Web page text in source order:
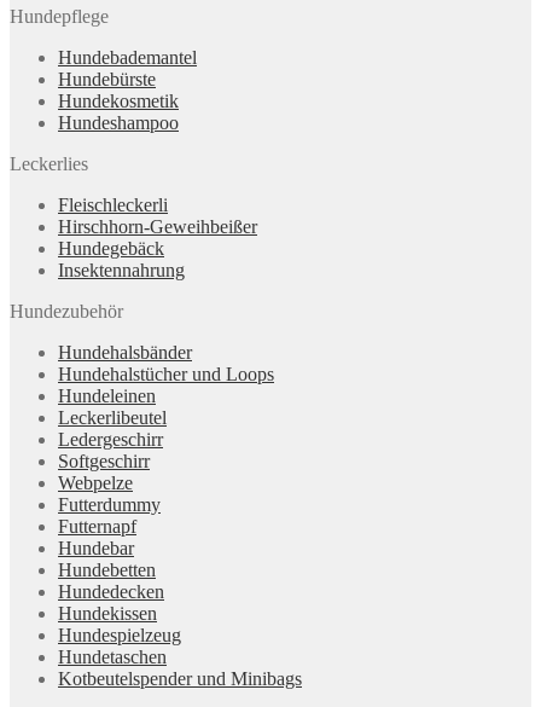
Hundepflege
Hundebademantel
Hundebürste
Hundekosmetik
Hundeshampoo
Leckerlies
Fleischleckerli
Hirschhorn-Geweihbeißer
Hundegebäck
Insektennahrung
Hundezubehör
Hundehalsbänder
Hundehalstücher und Loops
Hundeleinen
Leckerlibeutel
Ledergeschirr
Softgeschirr
Webpelze
Futterdummy
Futternapf
Hundebar
Hundebetten
Hundedecken
Hundekissen
Hundespielzeug
Hundetaschen
Kotbeutelspender und Minibags